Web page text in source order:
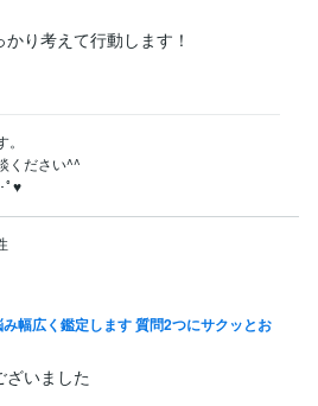
り考えて行動します！
ください^^
ﾟ♥
幅広く鑑定します 質問2つにサクッとお
ざいました